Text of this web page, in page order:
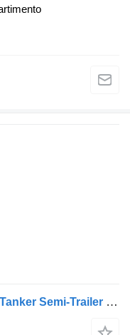
ZW-Trailer 3 Axle Aluminum Fuel Tanker Semi-Trailer for Tanzania